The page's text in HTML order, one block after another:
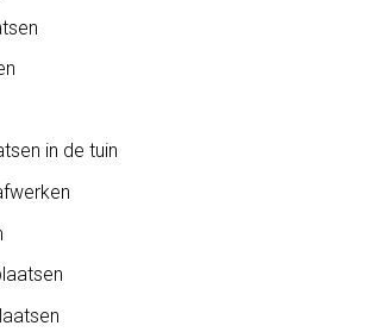
in de tuin